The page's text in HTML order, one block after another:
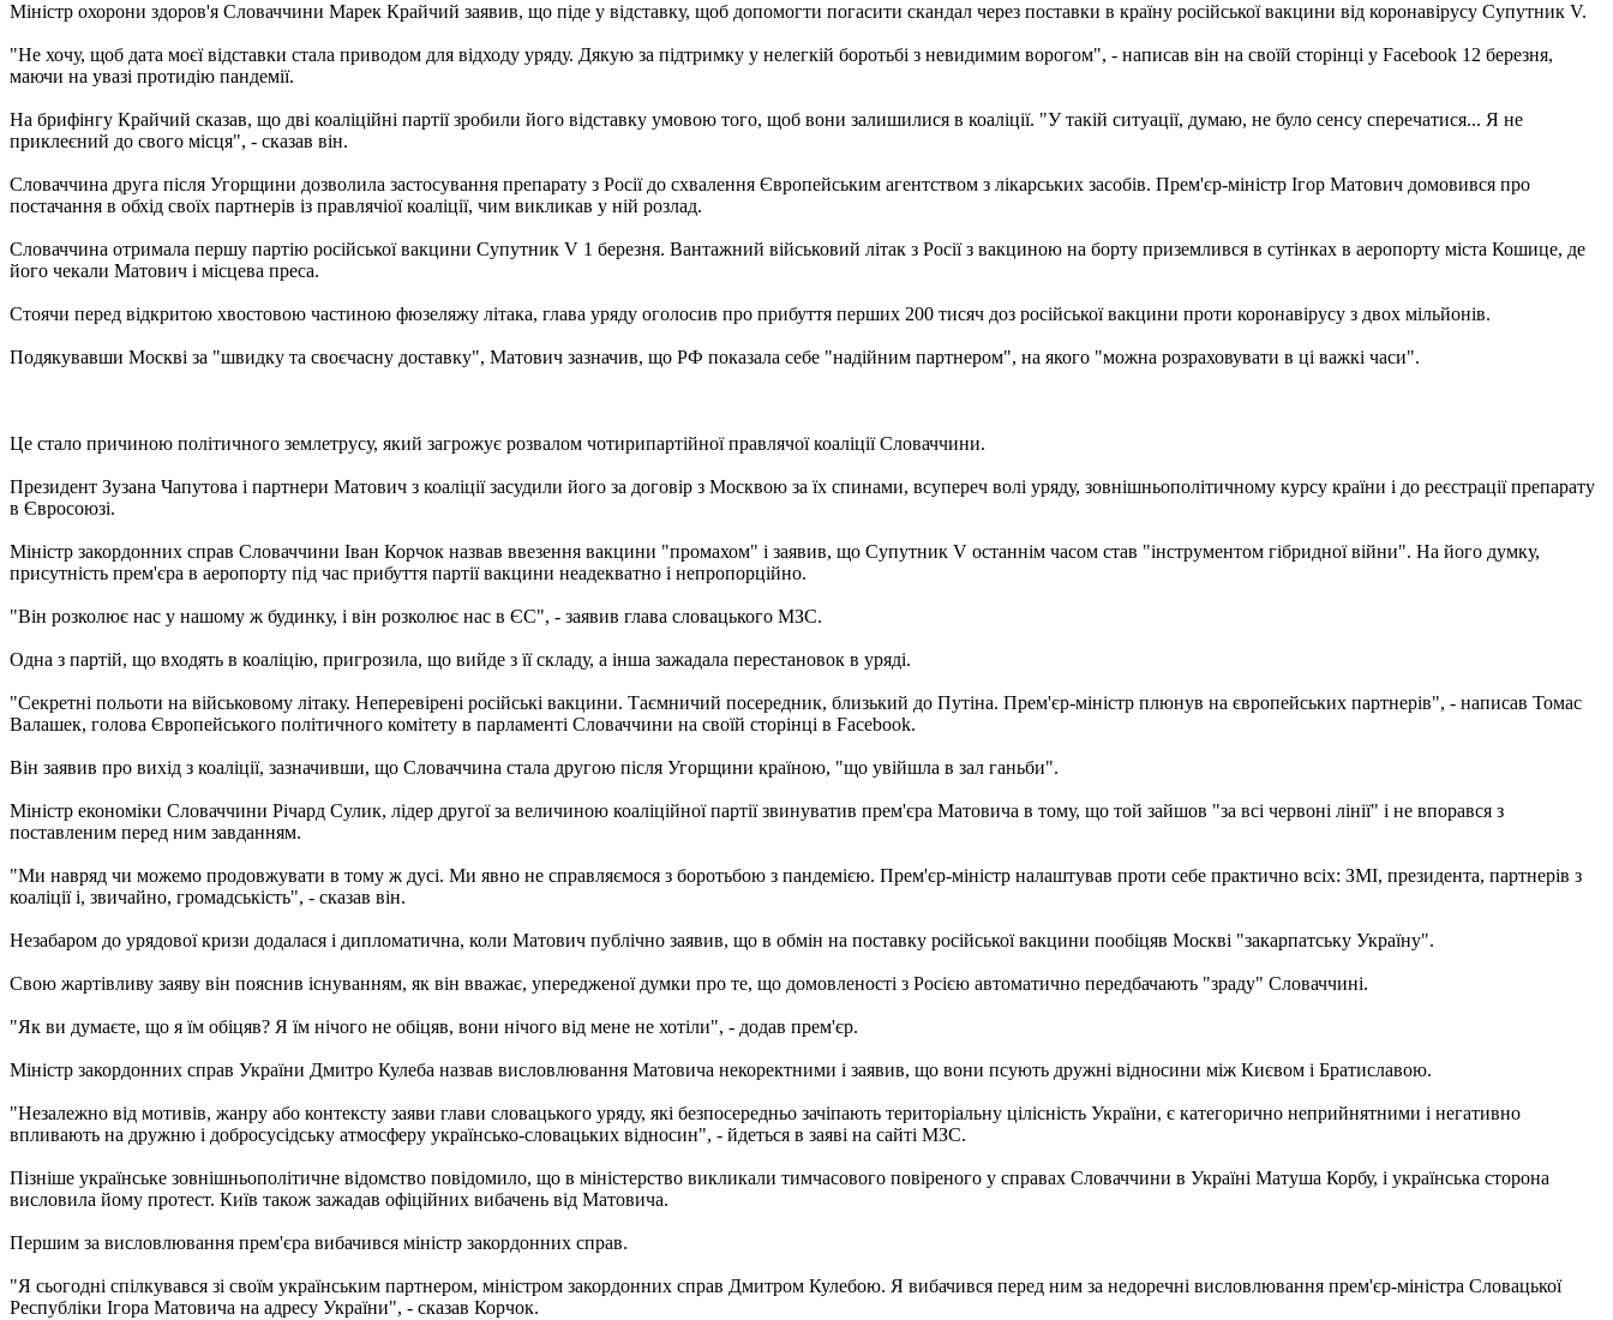
Міністр охорони здоров'я Словаччини Марек Крайчий заявив, що піде у відставку, щоб допомогти погасити скандал через поставки в країну російської вакцини від коронавірусу Супутник V.
"Не хочу, щоб дата моєї відставки стала приводом для відходу уряду. Дякую за підтримку у нелегкій боротьбі з невидимим ворогом", - написав він на своїй сторінці у Facebook 12 березня,
маючи на увазі протидію пандемії.
На брифінгу Крайчий сказав, що дві коаліційні партії зробили його відставку умовою того, щоб вони залишилися в коаліції. "У такій ситуації, думаю, не було сенсу сперечатися... Я не
приклеєний до свого місця", - сказав він.
Словаччина друга після Угорщини дозволила застосування препарату з Росії до схвалення Європейським агентством з лікарських засобів. Прем'єр-міністр Ігор Матович домовився про
постачання в обхід своїх партнерів із правлячіої коаліції, чим викликав у ній розлад.
Словаччина отримала першу партію російської вакцини Супутник V 1 березня. Вантажний військовий літак з Росії з вакциною на борту приземлився в сутінках в аеропорту міста Кошице, де
його чекали Матович і місцева преса.
Стоячи перед відкритою хвостовою частиною фюзеляжу літака, глава уряду оголосив про прибуття перших 200 тисяч доз російської вакцини проти коронавірусу з двох мільйонів.
Подякувавши Москві за "швидку та своєчасну доставку", Матович зазначив, що РФ показала себе "надійним партнером", на якого "можна розраховувати в ці важкі часи".
Це стало причиною політичного землетрусу, який загрожує розвалом чотирипартійної правлячої коаліції Словаччини.
Президент Зузана Чапутова і партнери Матович з коаліції засудили його за договір з Москвою за їх спинами, всупереч волі уряду, зовнішньополітичному курсу країни і до реєстрації препарату
в Євросоюзі.
Міністр закордонних справ Словаччини Іван Корчок назвав ввезення вакцини "промахом" і заявив, що Супутник V останнім часом став "інструментом гібридної війни". На його думку,
присутність прем'єра в аеропорту під час прибуття партії вакцини неадекватно і непропорційно.
"Він розколює нас у нашому ж будинку, і він розколює нас в ЄС", - заявив глава словацького МЗС.
Одна з партій, що входять в коаліцію, пригрозила, що вийде з її складу, а інша зажадала перестановок в уряді.
"Секретні польоти на військовому літаку. Неперевірені російські вакцини. Таємничий посередник, близький до Путіна. Прем'єр-міністр плюнув на європейських партнерів", - написав Томас
Валашек, голова Європейського політичного комітету в парламенті Словаччини на своїй сторінці в Facebook.
Він заявив про вихід з коаліції, зазначивши, що Словаччина стала другою після Угорщини країною, "що увійшла в зал ганьби".
Міністр економіки Словаччини Річард Сулик, лідер другої за величиною коаліційної партії звинуватив прем'єра Матовича в тому, що той зайшов "за всі червоні лінії" і не впорався з
поставленим перед ним завданням.
"Ми навряд чи можемо продовжувати в тому ж дусі. Ми явно не справляємося з боротьбою з пандемією. Прем'єр-міністр налаштував проти себе практично всіх: ЗМІ, президента, партнерів з
коаліції і, звичайно, громадськість", - сказав він.
Незабаром до урядової кризи додалася і дипломатична, коли Матович публічно заявив, що в обмін на поставку російської вакцини пообіцяв Москві "закарпатську Україну".
Свою жартівливу заяву він пояснив існуванням, як він вважає, упередженої думки про те, що домовленості з Росією автоматично передбачають "зраду" Словаччині.
"Як ви думаєте, що я їм обіцяв? Я їм нічого не обіцяв, вони нічого від мене не хотіли", - додав прем'єр.
Міністр закордонних справ України Дмитро Кулеба назвав висловлювання Матовича некоректними і заявив, що вони псують дружні відносини між Києвом і Братиславою.
"Незалежно від мотивів, жанру або контексту заяви глави словацького уряду, які безпосередньо зачіпають територіальну цілісність України, є категорично неприйнятними і негативно
впливають на дружню і добросусідську атмосферу українсько-словацьких відносин", - йдеться в заяві на сайті МЗС.
Пізніше українське зовнішньополітичне відомство повідомило, що в міністерство викликали тимчасового повіреного у справах Словаччини в Україні Матуша Корбу, і українська сторона
висловила йому протест. Київ також зажадав офіційних вибачень від Матовича.
Першим за висловлювання прем'єра вибачився міністр закордонних справ.
"Я сьогодні спілкувався зі своїм українським партнером, міністром закордонних справ Дмитром Кулебою. Я вибачився перед ним за недоречні висловлювання прем'єр-міністра Словацької
Республіки Ігора Матовича на адресу України", - сказав Корчок.